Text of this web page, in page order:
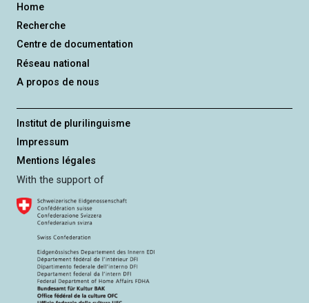
Home
Recherche
Centre de documentation
Réseau national
A propos de nous
Institut de plurilinguisme
Impressum
Mentions légales
With the support of